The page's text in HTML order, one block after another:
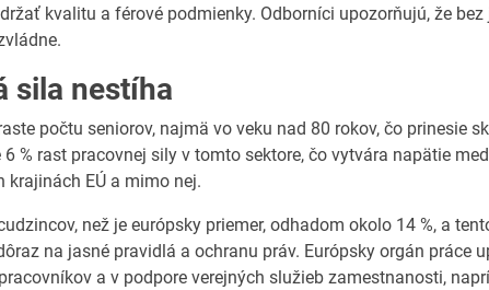
kvalitu a férové podmienky. Odborníci upozorňujú, že
sila nestíha
počtu seniorov, najmä vo veku nad 80 rokov, čo prinesie
% rast pracovnej sily v tomto sektore, čo vytvára napätie
EÚ a mimo nej.
než je európsky priemer, odhadom okolo 14 %, a
na jasné pravidlá a ochranu práv. Európsky orgán práce
a v podpore verejných služieb zamestnanosti,